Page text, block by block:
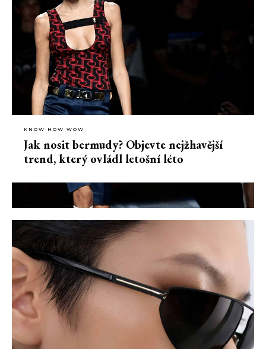
KNOW HOW WOW
Jak nosit bermudy? Objevte nejžhavější
trend, který ovládl letošní léto